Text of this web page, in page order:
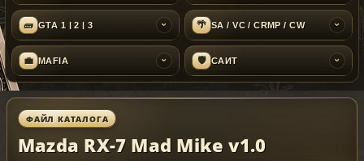
🧱 GTA 1 | 2 | 3 › 🌴 SA / VC / CRMP / CW ›
💼 MAFIA › 🛡 САЙТ ›
ФАЙЛ КАТАЛОГА
Mazda RX-7 Mad Mike v1.0